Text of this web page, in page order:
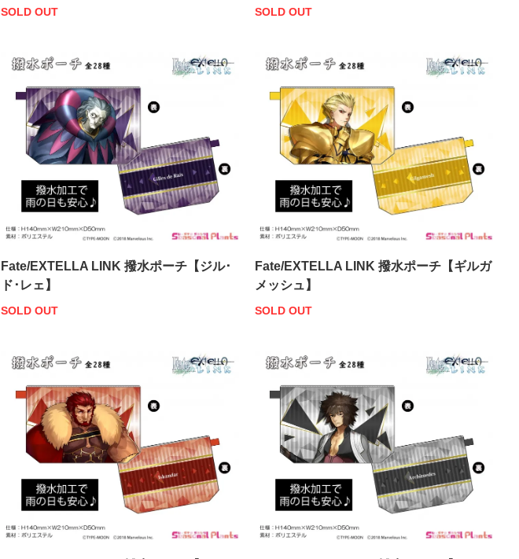
SOLD OUT SOLD OUT
Fate/EXTELLA LINK 撥水ポーチ【ジル･
ド･レェ】
SOLD OUT
Fate/EXTELLA LINK 撥水ポーチ【ギルガ
メッシュ】
SOLD OUT